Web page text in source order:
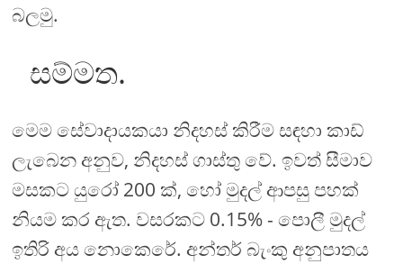
බලමු.
සම්මත.
මෙම සේවාදායකයා නිදහස් කිරීම සඳහා කාඩ්
ලැබෙන අනුව, නිදහස් ගාස්තු වේ. ඉවත් සීමාව
මසකට යුරෝ 200 ක්, හෝ මුදල් ආපසු පහක්
නියම කර ඇත. වසරකට 0.15% - පොලී මුදල්
ඉතිරි අය නොකෙරේ. අන්තර් බැංකු අනුපාතය